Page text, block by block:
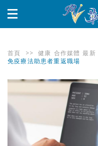
首頁 >> 健康 合作媒體 最新
免疫療法助患者重返職場